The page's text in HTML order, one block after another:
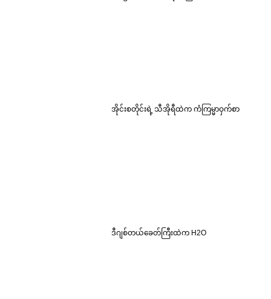
အိုင်းစတိုင်းရဲ့ သီအိုရီထဲက ကံကြမ္မာဝှက်စာ
ဒီဂျစ်တယ်ခေတ်ကြီးထဲက H2O